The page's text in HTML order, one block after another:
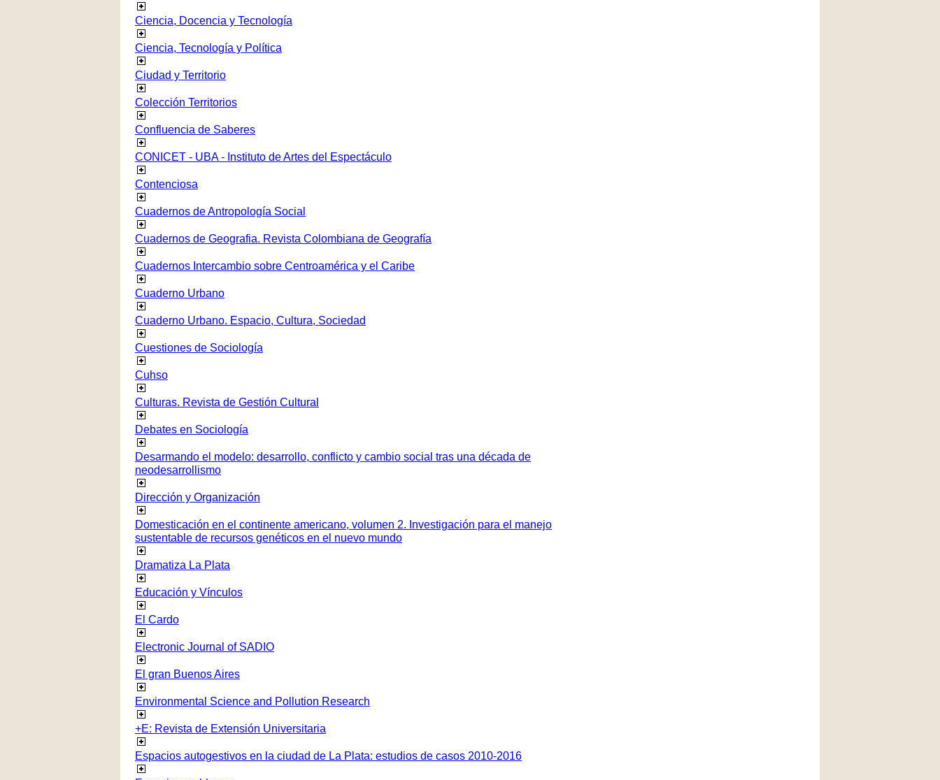
Ciencia, Docencia y Tecnología
Ciencia, Tecnología y Política
Ciudad y Territorio
Colección Territorios
Confluencia de Saberes
CONICET - UBA - Instituto de Artes del Espectáculo
Contenciosa
Cuadernos de Antropología Social
Cuadernos de Geografia. Revista Colombiana de Geografía
Cuadernos Intercambio sobre Centroamérica y el Caribe
Cuaderno Urbano
Cuaderno Urbano. Espacio, Cultura, Sociedad
Cuestiones de Sociología
Cuhso
Culturas. Revista de Gestión Cultural
Debates en Sociología
Desarmando el modelo: desarrollo, conflicto y cambio social tras una década de
neodesarrollismo
Dirección y Organización
Domesticación en el continente americano, volumen 2. Investigación para el manejo
sustentable de recursos genéticos en el nuevo mundo
Dramatiza La Plata
Educación y Vínculos
El Cardo
Electronic Journal of SADIO
El gran Buenos Aires
Environmental Science and Pollution Research
+E: Revista de Extensión Universitaria
Espacios autogestivos en la ciudad de La Plata: estudios de casos 2010-2016